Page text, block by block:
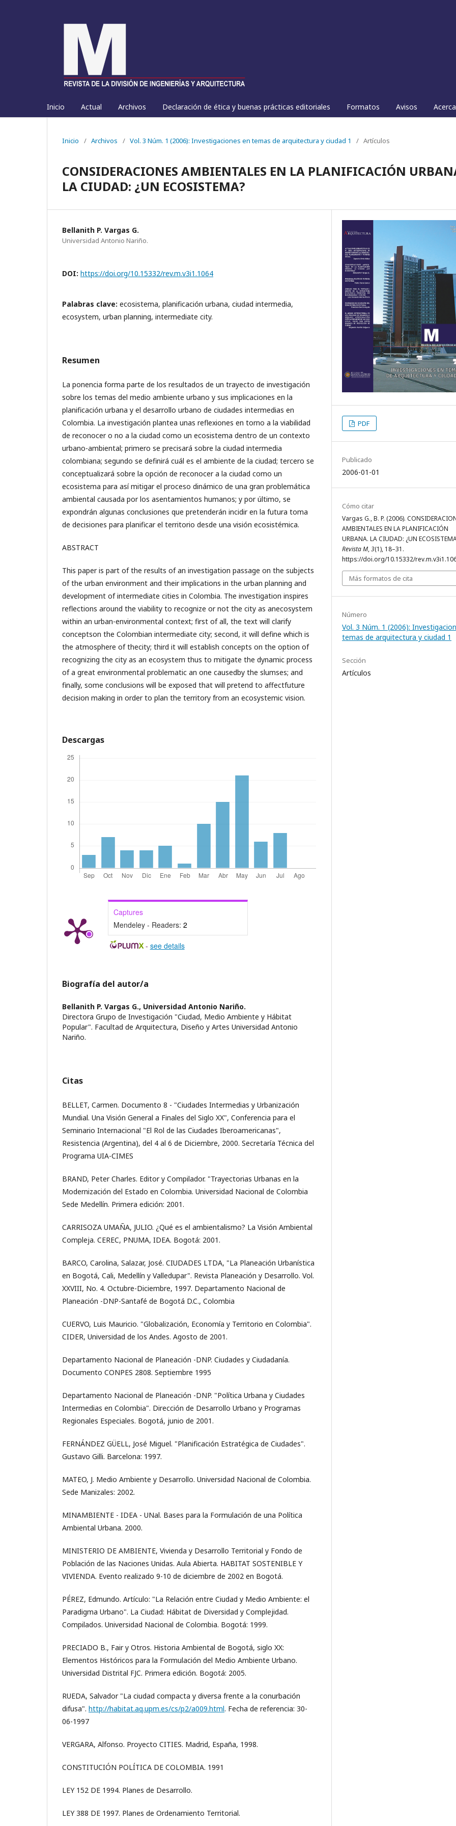
Inicio Actual Archivos Declaración de ética y buenas prácticas editoriales Formatos Avisos
Inicio / Archivos / Vol. 3 Núm. 1 (2006): Investigaciones en temas de arquitectura y ciudad 1 / Artículos
CONSIDERACIONES AMBIENTALES EN LA PLANIFICACIÓN
LA CIUDAD: ¿UN ECOSISTEMA?
Bellanith P. Vargas G.
Universidad Antonio Nariño.
DOI: https://doi.org/10.15332/rev.m.v3i1.1064
Palabras clave: ecosistema, planificación urbana, ciudad intermedia,
ecosystem, urban planning, intermediate city.
Resumen
La ponencia forma parte de los resultados de un trayecto de investigación
sobre los temas del medio ambiente urbano y sus implicaciones en la
planificación urbana y el desarrollo urbano de ciudades intermedias en
Colombia. La investigación plantea unas reflexiones en torno a la viabilidad
de reconocer o no a la ciudad como un ecosistema dentro de un contexto
urbano-ambiental; primero se precisará sobre la ciudad intermedia
colombiana; segundo se definirá cuál es el ambiente de la ciudad; tercero se
conceptualizará sobre la opción de reconocer a la ciudad como un
ecosistema para así mitigar el proceso dinámico de una gran problemática
ambiental causada por los asentamientos humanos; y por último, se
expondrán algunas conclusiones que pretenderán incidir en la futura toma
de decisiones para planificar el territorio desde una visión ecosistémica.
ABSTRACT
This paper is part of the results of an investigation passage on the subjects
of the urban environment and their implications in the urban planning and
development of intermediate cities in Colombia. The investigation inspires
reflections around the viability to recognize or not the city as anecosystem
within an urban-environmental context; first of all, the text will clarify
conceptson the Colombian intermediate city; second, it will define which is
the atmosphere of thecity; third it will establish concepts on the option of
recognizing the city as an ecosystem thus to mitigate the dynamic process
of a great environmental problematic an one causedby the slumses; and
finally, some conclusions will be exposed that will pretend to affectfuture
decision making in order to plan the territory from an ecosystemic vision.
Descargas
Captures
Mendeley - Readers: 2
- see details
Biografía del autor/a
Bellanith P. Vargas G., Universidad Antonio Nariño.
Directora Grupo de Investigación "Ciudad, Medio Ambiente y Hábitat
Popular". Facultad de Arquitectura, Diseño y Artes Universidad Antonio
Nariño.
Citas
BELLET, Carmen. Documento 8 - "Ciudades Intermedias y Urbanización
Mundial. Una Visión General a Finales del Siglo XX", Conferencia para el
Seminario Internacional "El Rol de las Ciudades Iberoamericanas",
Resistencia (Argentina), del 4 al 6 de Diciembre, 2000. Secretaría Técnica del
Programa UIA-CIMES
BRAND, Peter Charles. Editor y Compilador. "Trayectorias Urbanas en la
Modernización del Estado en Colombia. Universidad Nacional de Colombia
Sede Medellín. Primera edición: 2001.
CARRISOZA UMAÑA, JULIO. ¿Qué es el ambientalismo? La Visión Ambiental
Compleja. CEREC, PNUMA, IDEA. Bogotá: 2001.
BARCO, Carolina, Salazar, José. CIUDADES LTDA, "La Planeación Urbanística
en Bogotá, Cali, Medellín y Valledupar". Revista Planeación y Desarrollo. Vol.
XXVIII, No. 4. Octubre-Diciembre, 1997. Departamento Nacional de
Planeación -DNP-Santafé de Bogotá D.C., Colombia
CUERVO, Luis Mauricio. "Globalización, Economía y Territorio en Colombia".
CIDER, Universidad de los Andes. Agosto de 2001.
Departamento Nacional de Planeación -DNP. Ciudades y Ciudadanía.
Documento CONPES 2808. Septiembre 1995
Departamento Nacional de Planeación -DNP. "Política Urbana y Ciudades
Intermedias en Colombia". Dirección de Desarrollo Urbano y Programas
Regionales Especiales. Bogotá, junio de 2001.
FERNÁNDEZ GÜELL, José Miguel. "Planificación Estratégica de Ciudades".
Gustavo Gilli. Barcelona: 1997.
MATEO, J. Medio Ambiente y Desarrollo. Universidad Nacional de Colombia.
Sede Manizales: 2002.
MINAMBIENTE - IDEA - UNal. Bases para la Formulación de una Política
Ambiental Urbana. 2000.
MINISTERIO DE AMBIENTE, Vivienda y Desarrollo Territorial y Fondo de
Población de las Naciones Unidas. Aula Abierta. HABITAT SOSTENIBLE Y
VIVIENDA. Evento realizado 9-10 de diciembre de 2002 en Bogotá.
PÉREZ, Edmundo. Artículo: "La Relación entre Ciudad y Medio Ambiente: el
Paradigma Urbano". La Ciudad: Hábitat de Diversidad y Complejidad.
Compilados. Universidad Nacional de Colombia. Bogotá: 1999.
PRECIADO B., Fair y Otros. Historia Ambiental de Bogotá, siglo XX:
Elementos Históricos para la Formulación del Medio Ambiente Urbano.
Universidad Distrital FJC. Primera edición. Bogotá: 2005.
RUEDA, Salvador "La ciudad compacta y diversa frente a la conurbación
difusa". http://habitat.aq.upm.es/cs/p2/a009.html. Fecha de referencia: 30-
06-1997
VERGARA, Alfonso. Proyecto CITIES. Madrid, España, 1998.
CONSTITUCIÓN POLÍTICA DE COLOMBIA. 1991
LEY 152 DE 1994. Planes de Desarrollo.
LEY 388 DE 1997. Planes de Ordenamiento Territorial.
PDF
Publicado
2006-01-01
Cómo citar
Vargas G., B. P. (2006).
AMBIENTALES EN LA PLANIFICACIÓN
URBANA. LA CIUDAD: ¿UN
Revista M,3(1), 18–31.
https://doi.org/10.15332/
Más formatos de cita
Número
Vol. 3 Núm. 1 (2006):
temas de arquitectura y ciudad 1
Sección
Artículos